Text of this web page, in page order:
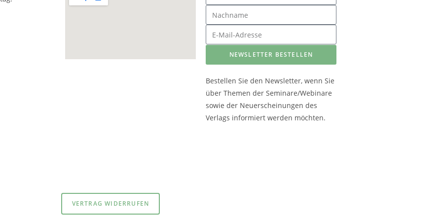
NEWSLETTER BESTELLEN
Bestellen Sie den Newsletter, wenn Sie
über Themen der Seminare/Webinare
sowie der Neuerscheinungen des
Verlags informiert werden möchten.
VERTRAG WIDERRUFEN